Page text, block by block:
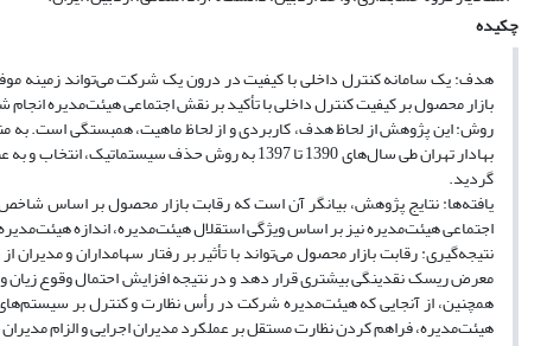
چکیده
هدف: یک سامانه کنترل داخلی با کیفیت در درون یک شرکت می‌تواند زمینه
بازار محصول بر کیفیت کنترل داخلی با تأکید بر نقش اجتماعی هیئت‌مدیره
بهادار تهران طی سال‌های 1390 تا 1397 به روش
گردید.
یافته‌ها: نتایج پژوهش، بیانگر آن است که رقابت بازار محصول بر اساس
اجتماعی هیئت‌مدیره نیز بر اساس ویژگی استقلال هیئت‌مدیره، اندازه
نتیجه‌گیری: رقابت بازار محصول می‌تواند با تأثیر بر رفتار سهامداران و
معرض ریسک نقدینگی بیشتری قرار دهد و در نتیجه افزایش احتمال وقوع
همچنین، از آنجایی که هیئت‌مدیره شرکت در رأس نظارت و کنترل بر سیستم‌های
هیئت‌مدیره، فراهم کردن نظارت مستقل بر عملکرد مدیران اجرایی و الزام